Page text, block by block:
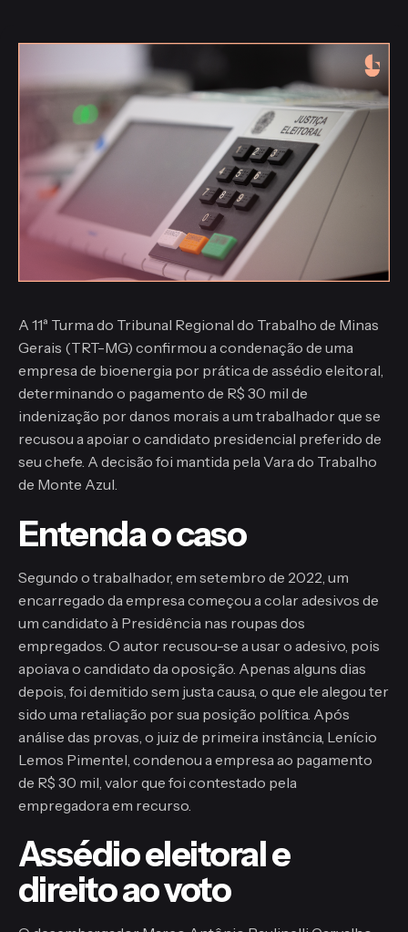
A 11ª Turma do Tribunal Regional do Trabalho de Minas
Gerais (TRT-MG) confirmou a condenação de uma
empresa de bioenergia por prática de assédio eleitoral,
determinando o pagamento de R$ 30 mil de
indenização por danos morais a um trabalhador que se
recusou a apoiar o candidato presidencial preferido de
seu chefe. A decisão foi mantida pela Vara do Trabalho
de Monte Azul.
Entenda o caso
Segundo o trabalhador, em setembro de 2022, um
encarregado da empresa começou a colar adesivos de
um candidato à Presidência nas roupas dos
empregados. O autor recusou-se a usar o adesivo, pois
apoiava o candidato da oposição. Apenas alguns dias
depois, foi demitido sem justa causa, o que ele alegou ter
sido uma retaliação por sua posição política. Após
análise das provas, o juiz de primeira instância, Lenício
Lemos Pimentel, condenou a empresa ao pagamento
de R$ 30 mil, valor que foi contestado pela
empregadora em recurso.
Assédio eleitoral e
direito ao voto